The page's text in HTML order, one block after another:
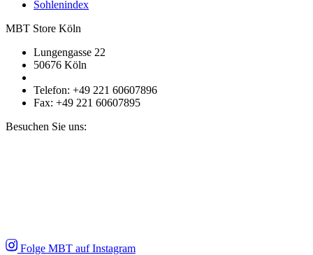
Sohlenindex
MBT Store Köln
Lungengasse 22
50676 Köln
Telefon: +49 221 60607896
Fax: +49 221 60607895
Besuchen Sie uns:
Folge MBT auf Instagram